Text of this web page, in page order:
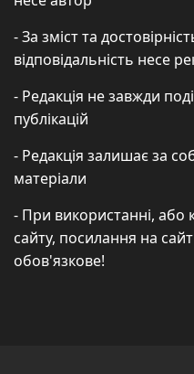
- За зміст та
відповідальність несе
- Редакція не завжди
публікацій
- Редакція залишає за
матеріали
- При використанні, або
сайту, посилання на
обов'язкове!